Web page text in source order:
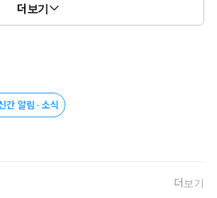
면서 지희는 예상치 못한 위기에 처하
, 살려 주세요.”
선장에게 겁탈당하기 직전에 나타난
더보기
간 알림 · 소식
더보기